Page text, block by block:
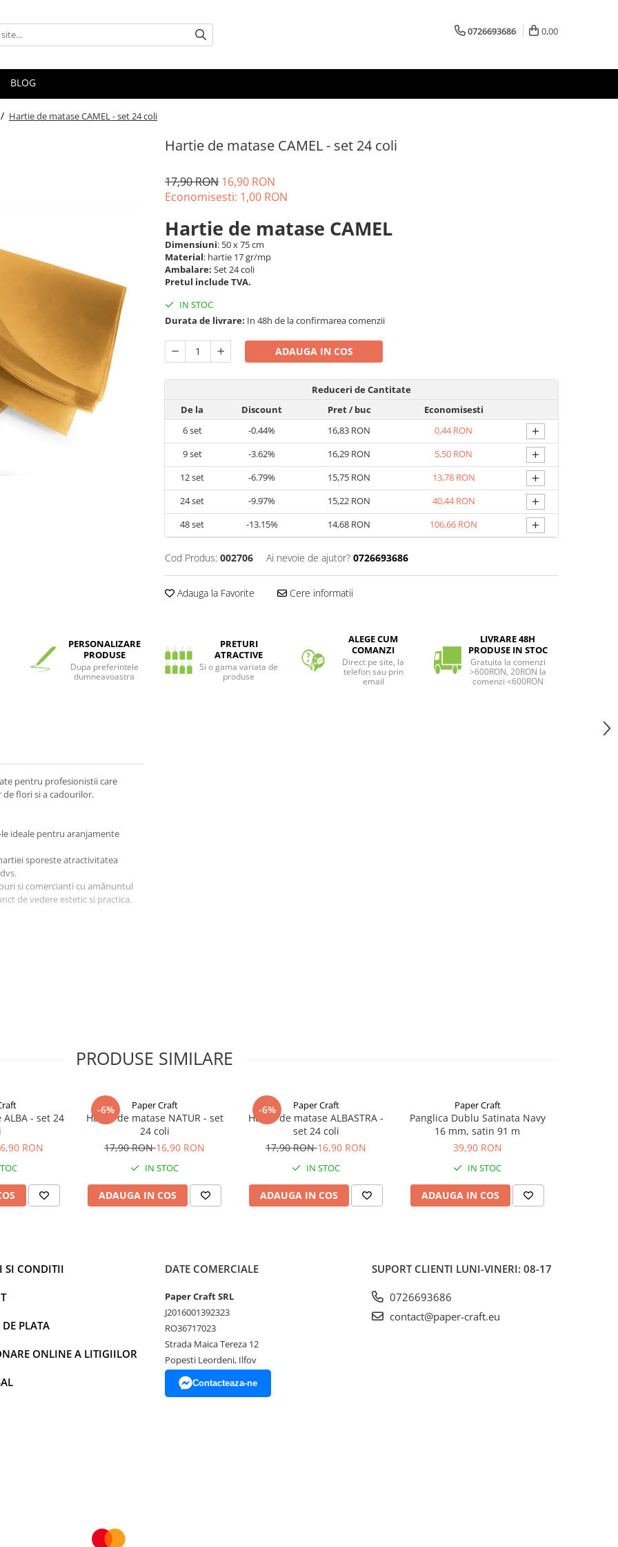
0726693686 0,00
BLOG
Hartie de matase CAMEL - set 24 coli
Hartie de matase CAMEL - set 24 coli
17,90 RON 16,90 RON
Economisesti: 1,00 RON
Hartie de matase CAMEL
Dimensiuni: 50 x 75 cm
Material: hartie 17 gr/mp
Ambalare: Set 24 coli
Pretul include TVA.
IN STOC
Durata de livrare: In 48h de la confirmarea comenzii
ADAUGA IN COS
Reduceri de Cantitate
De la
Discount Pret/ buc
Economisesti
6set -0.44% 16,83 RON 0,44 RON +
9set -3.62% 16,29 RON 5,50 RON +
12set -6.79% 15,75 RON 13,78 RON +
24set -9.97% 15,22 RON 40,44 RON +
48set -13.15% 14,68 RON 106,66 RON +
Cod Produs: 002706 Ai nevoie de ajutor? 0726693686
Adauga la Favorite Cere informatii
PERSONALIZARE
PRODUSE
Dupa preferintele
dumneavoastra
PRETURI
ATRACTIVE
Si o gama variata de
produse
ALEGE CUM
COMANZI
Direct pe site, la
telefon sau prin
email
LIVRARE 48H
PRODUSE IN STOC
Gratuita la comenzi
>600RON, 20RON la
comenzi <600RON
pentru profesionistii care
flori si a cadourilor.
ideale pentru aranjamente
sporeste atractivitatea
si comercianti cu amănuntul
de vedere estetic si practica.
pentru a se potrivi oricarei
PRODUSE SIMILARE
- set 24
RON
-6% Paper Craft
Hartie de matase NATUR - set
24 coli
17,90 RON16,90 RON
IN STOC
ADAUGA IN COS
-6% Paper Craft
Hartie de matase ALBASTRA -
set 24 coli
17,90 RON16,90 RON
IN STOC
ADAUGA IN COS
Paper Craft
Panglica Dublu Satinata Navy
16 mm, satin 91 m
39,90 RON
IN STOC
ADAUGA IN COS
SI CONDITII
PLATA
ONLINE A LITIGIILOR
DATE COMERCIALE
Paper Craft SRL
J2016001392323
RO36717023
Strada Maica Tereza 12
Popesti Leordeni, Ilfov
Contacteaza-ne
SUPORT CLIENTI LUNI-VINERI: 08-17
0726693686
contact@paper-craft.eu